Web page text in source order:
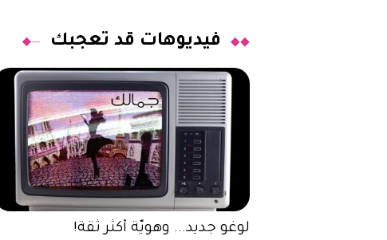
فيديوهات قد تعجبك
لوغو جديد... وهويّة أكثر ثقة!